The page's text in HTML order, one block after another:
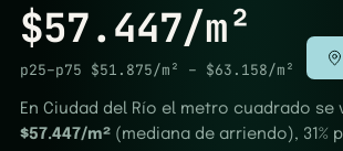
$57.447/m²
p25–p75 $51.875/m² – $63.158/m²
En Ciudad del Río el metro cuadrado se
$57.447/m² (mediana de arriendo), 31%